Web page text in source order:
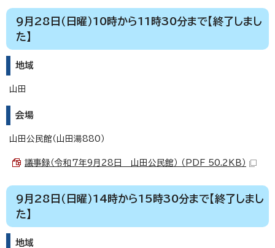
9月28日（日曜）10時から11時30分まで【終了しまし
た】
地域
山田
会場
山田公民館（山田湯880）
議事録（令和7年9月28日 山田公民館） （PDF 50.2KB）
9月28日（日曜）14時から15時30分まで【終了しまし
た】
地域